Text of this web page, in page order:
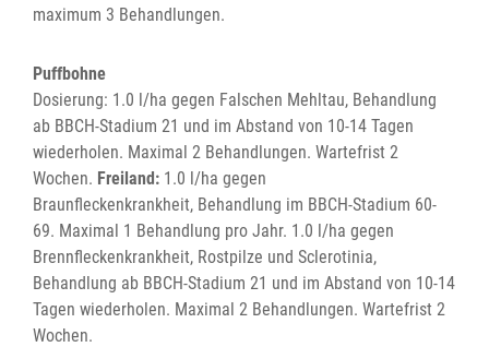
maximum 3 Behandlungen.
Puffbohne
Dosierung: 1.0 l/ha gegen Falschen Mehltau, Behandlung
ab BBCH-Stadium 21 und im Abstand von 10-14 Tagen
wiederholen. Maximal 2 Behandlungen. Wartefrist 2
Wochen. Freiland: 1.0 l/ha gegen
Braunfleckenkrankheit, Behandlung im BBCH-Stadium 60-
69. Maximal 1 Behandlung pro Jahr. 1.0 l/ha gegen
Brennfleckenkrankheit, Rostpilze und Sclerotinia,
Behandlung ab BBCH-Stadium 21 und im Abstand von 10-14
Tagen wiederholen. Maximal 2 Behandlungen. Wartefrist 2
Wochen.